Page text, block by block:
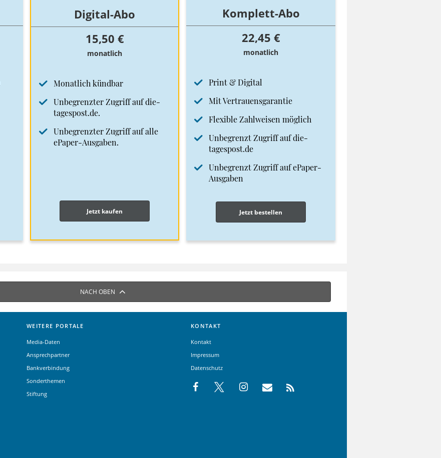
Digital-Abo
15,50 €
monatlich
Monatlich kündbar
Unbegrenzter Zugriff auf die-
tagespost.de.
Unbegrenzter Zugriff auf alle
ePaper-Ausgaben.
Jetzt kaufen
Komplett-Abo
22,45 €
monatlich
Print & Digital
Mit Vertrauensgarantie
Flexible Zahlweisen möglich
Unbegrenzt Zugriff auf die-
tagespost.de
Unbegrenzt Zugriff auf ePaper-
Ausgaben
Jetzt bestellen
NACH OBEN
WEITERE PORTALE
Media-Daten
Ansprechpartner
Bankverbindung
Sonderthemen
Stiftung
KONTAKT
Kontakt
Impressum
Datenschutz